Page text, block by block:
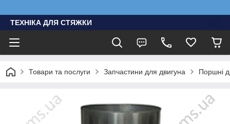
ТЕХНІКА ДЛЯ СТЯЖКИ
Товари та послуги Запчастини для двигуна Поршні